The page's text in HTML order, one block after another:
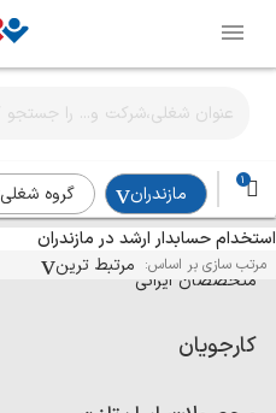
1
مازندران گروه شغلی
استخدام حسابدار ارشد در مازندران
مرتب سازی بر اساس: مرتبط ترین
آگهی‌های استخدام و همکاری برای
متخصصان ایرانی
کارجویان